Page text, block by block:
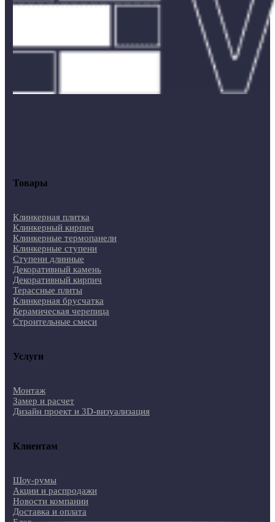
Товары
Клинкерная плитка
Клинкерный кирпич
Клинкерные термопанели
Клинкерные ступени
Ступени длинные
Декоративный камень
Декоративный кирпич
Терассные плиты
Клинкерная брусчатка
Керамическая черепица
Строительные смеси
Услуги
Монтаж
Замер и расчет
Дизайн проект и 3D-визуализация
Клиентам
Шоу-румы
Акции и распродажи
Новости компании
Доставка и оплата